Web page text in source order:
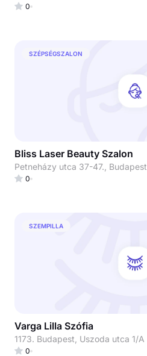
0
SZÉPSÉGSZALON
Bliss Laser Beauty Szalon
Petneházy utca 37-47., Budapest
0
SZEMPILLA
Varga Lilla Szófia
1173. Budapest, Uszoda utca 1/A
0